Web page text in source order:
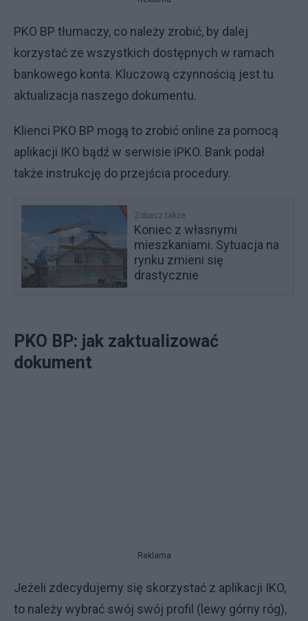
PKO BP tłumaczy, co należy zrobić, by dalej
korzystać ze wszystkich dostępnych w ramach
bankowego konta. Kluczową czynnością jest tu
aktualizacja naszego dokumentu.
Klienci PKO BP mogą to zrobić online za pomocą
aplikacji IKO bądź w serwisie iPKO. Bank podał
także instrukcję do przejścia procedury.
Zobacz także
Koniec z własnymi
mieszkaniami. Sytuacja na
rynku zmieni się
drastycznie
PKO BP: jak zaktualizować
dokument
Reklama
Jeżeli zdecydujemy się skorzystać z aplikacji IKO,
to należy wybrać swój swój profil (lewy górny róg),